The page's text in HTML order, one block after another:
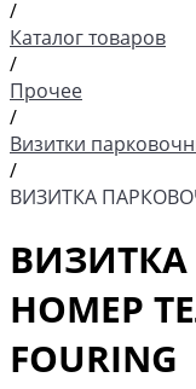
/
Каталог товаров
/
Прочее
/
Визитки
/
ВИЗИТКА
НОМЕР
FOURING